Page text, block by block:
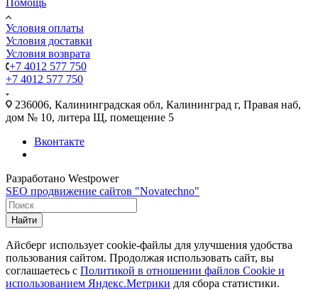
Условия оплаты
Условия доставки
Условия возврата
+7 4012 577 750
+7 4012 577 750
236006, Калининградская обл, Калининград г, Правая наб,
дом № 10, литера Щ, помещение 5
Вконтакте
Разработано Westpower
SEO продвижение сайтов "Novatechno"
Найти
Айсберг использует cookie-файлы для улучшения удобства
пользования сайтом. Продолжая использовать сайт, вы
соглашаетесь с Политикой в отношении файлов Сookie и
использованием Яндекс.Метрики для сбора статистики.